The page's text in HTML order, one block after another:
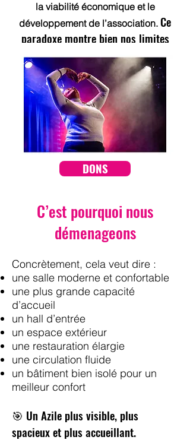
la viabilité économique et le
développement de l’association. Ce
paradoxe montre bien nos limites
actuelles :un public fidèle et
enthousiaste 🙏mais des moyens qui
ne suivent plus.🚀
DONS
C’est pourquoi nous
démenageons
Concrètement, cela veut dire :
une salle moderne et confortable
une plus grande capacité
d’accueil
un hall d’entrée
un espace extérieur
une restauration élargie
une circulation fluide
un bâtiment bien isolé pour un
meilleur confort
🎯 Un Azile plus visible, plus
spacieux et plus accueillant.